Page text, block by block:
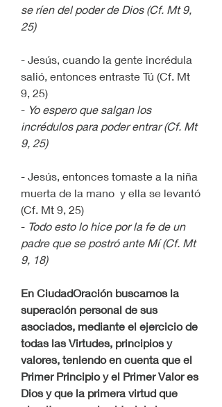
se ríen del poder de Dios (Cf. Mt 9,
25)
- Jesús, cuando la gente incrédula
salió, entonces entraste Tú (Cf. Mt
9, 25)
- Yo espero que salgan los
incrédulos para poder entrar (Cf. Mt
9, 25)
- Jesús, entonces tomaste a la niña
muerta de la mano  y ella se levantó
(Cf. Mt 9, 25)
- Todo esto lo hice por la fe de un
padre que se postró ante Mí (Cf. Mt
9, 18)
En CiudadOración buscamos la
superación personal de sus
asociados, mediante el ejercicio de
todas las Virtudes, principios y
valores, teniendo en cuenta que el
Primer Principio y el Primer Valor es
Dios y que la primera virtud que